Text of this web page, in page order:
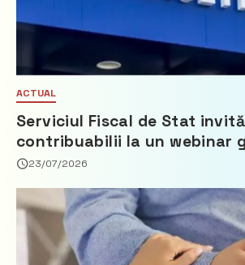
ACTUAL
Serviciul Fiscal de Stat invită
contribuabilii la un webinar
privind calculul impozitului
23/07/2026